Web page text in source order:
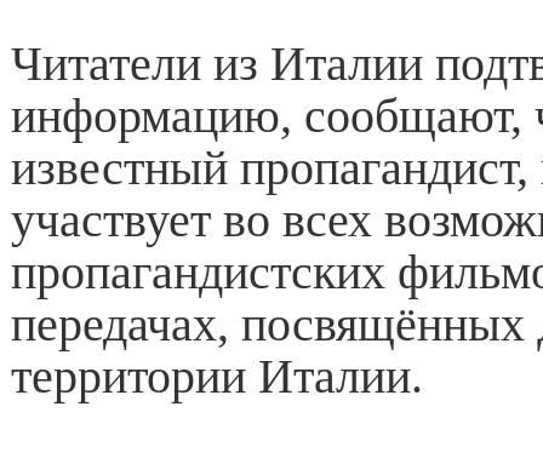
Читатели из Италии
информацию, сообщают,
известный
участвует во всех
пропагандистских
передачах, посвящённых
территории Италии.